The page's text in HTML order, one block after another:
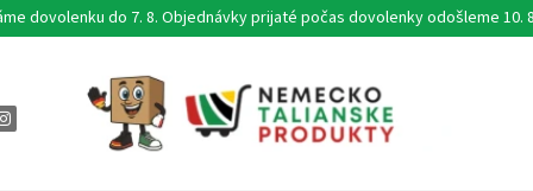
dovolenku do 7. 8. Objednávky prijaté počas dovolenky odošleme 10.